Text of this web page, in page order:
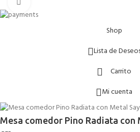
Shop
Lista de
Carrito
Mi cuenta
Mesa comedor Pino Radiata con